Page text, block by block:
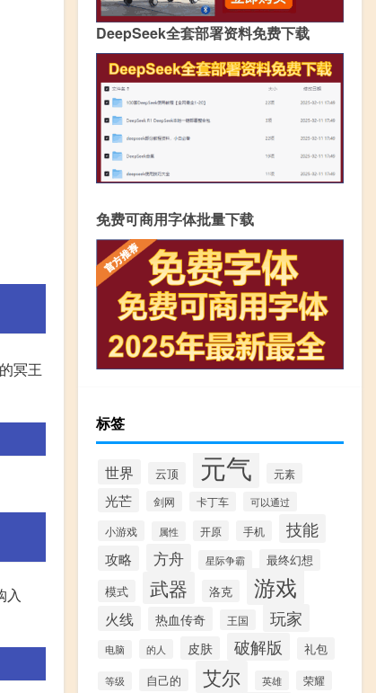
冥王
入
DeepSeek全套部署资料免费下载
免费可商用字体批量下载
标签
世界 云顶 元气 元素
光芒 剑网 卡丁车 可以通过
小游戏 属性 开原 手机 技能
攻略 方舟 星际争霸 最终幻想
模式 武器 洛克 游戏
火线 热血传奇 王国 玩家
电脑 的人 皮肤 破解版 礼包
等级 自己的 艾尔 英雄 荣耀